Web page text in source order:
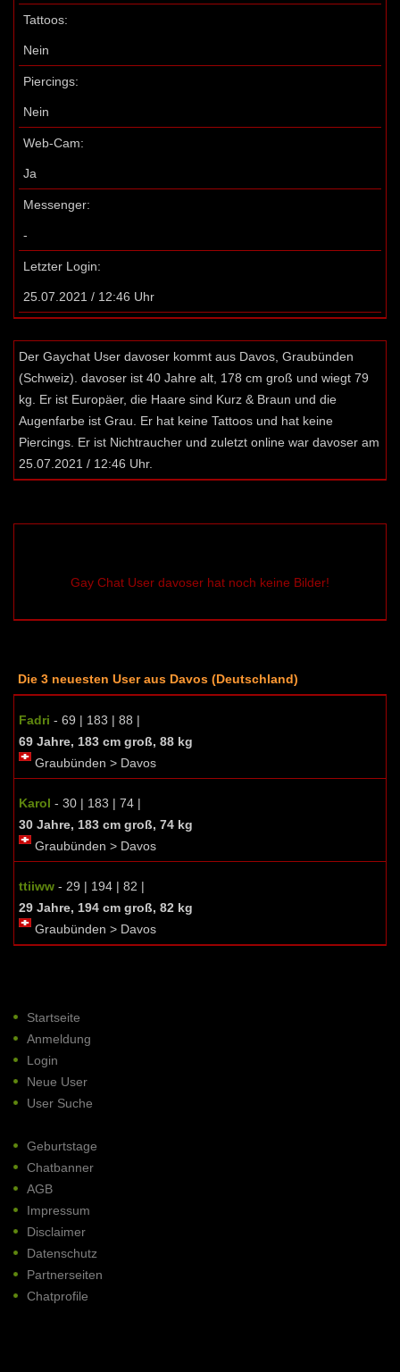
Tattoos:
Nein
Piercings:
Nein
Web-Cam:
Ja
Messenger:
-
Letzter Login:
25.07.2021 / 12:46 Uhr
Der Gaychat User davoser kommt aus Davos, Graubünden
(Schweiz). davoser ist 40 Jahre alt, 178 cm groß und wiegt 79
kg. Er ist Europäer, die Haare sind Kurz & Braun und die
Augenfarbe ist Grau. Er hat keine Tattoos und hat keine
Piercings. Er ist Nichtraucher und zuletzt online war davoser am
25.07.2021 / 12:46 Uhr.
Gay Chat User davoser hat noch keine Bilder!
Die 3 neuesten User aus Davos (Deutschland)
Fadri - 69 | 183 | 88 |
69 Jahre, 183 cm groß, 88 kg
Graubünden > Davos
Karol - 30 | 183 | 74 |
30 Jahre, 183 cm groß, 74 kg
Graubünden > Davos
ttiiww - 29 | 194 | 82 |
29 Jahre, 194 cm groß, 82 kg
Graubünden > Davos
Startseite
Anmeldung
Login
Neue User
User Suche
Geburtstage
Chatbanner
AGB
Impressum
Disclaimer
Datenschutz
Partnerseiten
Chatprofile